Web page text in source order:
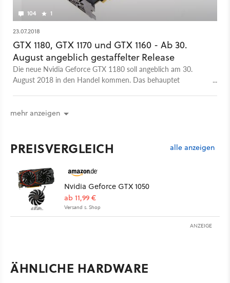
104 1
23.07.2018
GTX 1180, GTX 1170 und GTX 1160 - Ab 30.
August angeblich gestaffelter Release
Die neue Nvidia Geforce GTX 1180 soll angeblich am 30.
August 2018 in den Handel kommen. Das behauptet
mehr anzeigen
PREISVERGLEICH alle anzeigen
Nvidia Geforce GTX 1050
ab 11,99 €
Versand s. Shop
ANZEIGE
ÄHNLICHE HARDWARE